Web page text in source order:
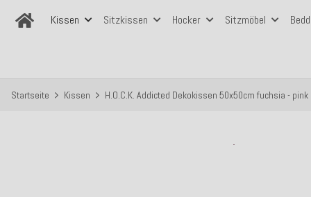
Kissen
Sitzkissen Hocker Sitzmöbel
Startseite Kissen H.O.C.K. Addicted Dekokissen 50x50cm fuchsia - pink